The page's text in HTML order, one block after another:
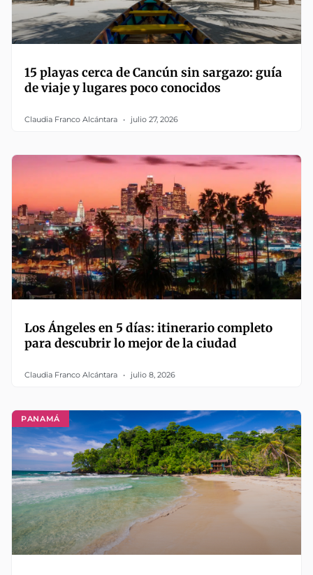
15 playas cerca de Cancún sin sargazo: guía
de viaje y lugares poco conocidos
Claudia Franco Alcántara julio 27, 2026
Los Ángeles en 5 días: itinerario completo
para descubrir lo mejor de la ciudad
Claudia Franco Alcántara julio 8, 2026
PANAMÁ